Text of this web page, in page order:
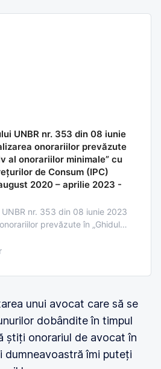
UNBR nr. 353 din 08 iunie
onorariilor prevăzute
al onorariilor minimale” cu
de Consum (IPC)
2020 – aprilie 2023 -
nr. 353 din 08 iunie 2023
prevăzute în „Ghidul
(IPC) aferent perioadei august
unui avocat care să se
dobândite în timpul
știți onorariul de avocat în
dumneavoastră îmi puteți